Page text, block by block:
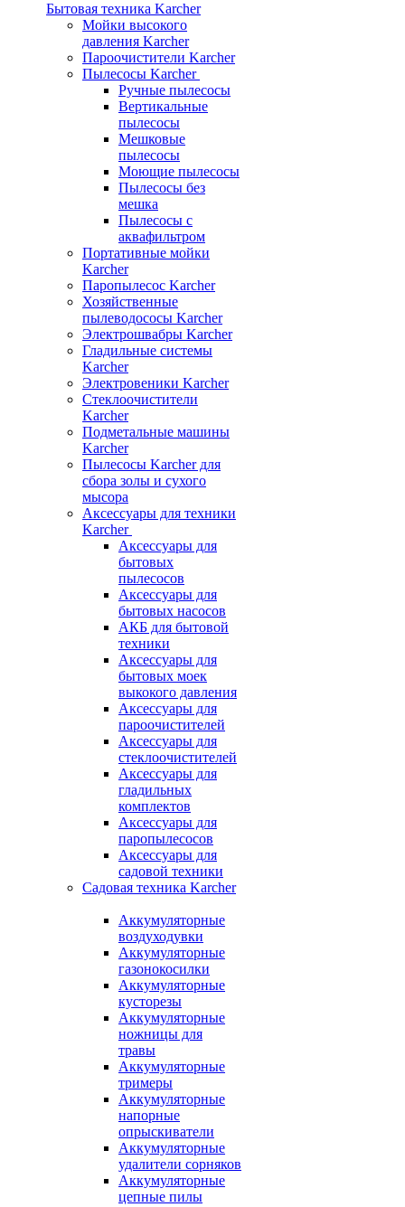
Бытовая техника Karcher
Мойки высокого
давления Karcher
Пароочистители Karcher
Пылесосы Karcher
Ручные пылесосы
Вертикальные
пылесосы
Мешковые
пылесосы
Моющие пылесосы
Пылесосы без
мешка
Пылесосы с
аквафильтром
Портативные мойки
Karcher
Паропылесос Karcher
Хозяйственные
пылеводососы Karcher
Электрошвабры Karcher
Гладильные системы
Karcher
Электровеники Karcher
Стеклоочистители
Karcher
Подметальные машины
Karcher
Пылесосы Karcher для
сбора золы и сухого
мысора
Аксессуары для техники
Karcher
Аксессуары для
бытовых
пылесосов
Аксессуары для
бытовых насосов
АКБ для бытовой
техники
Аксессуары для
бытовых моек
выкокого давления
Аксессуары для
пароочистителей
Аксессуары для
стеклоочистителей
Аксессуары для
гладильных
комплектов
Аксессуары для
паропылесосов
Аксессуары для
садовой техники
Садовая техника Karcher
Аккумуляторные
воздуходувки
Аккумуляторные
газонокосилки
Аккумуляторные
кусторезы
Аккумуляторные
ножницы для
травы
Аккумуляторные
тримеры
Аккумуляторные
напорные
опрыскиватели
Аккумуляторные
удалители сорняков
Аккумуляторные
цепные пилы